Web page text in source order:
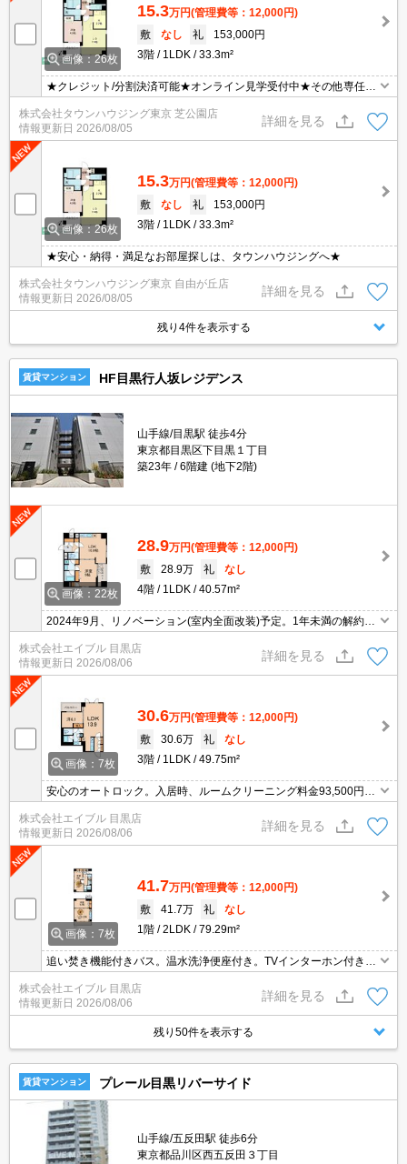
画像：26枚
15.3万円(管理費等：12,000円)
敷
なし 礼
153,000円
3階
1LDK 33.3m²
★クレジット/分割決済可能★オンライン見学受付中★その他専任物
件多数ございます★
株式会社タウンハウジング東京 芝公園店
情報更新日 2026/08/05
詳細を見る
画像：26枚
15.3万円(管理費等：12,000円)
敷
なし 礼
153,000円
3階
1LDK 33.3m²
★安心・納得・満足なお部屋探しは、タウンハウジングへ★
株式会社タウンハウジング東京 自由が丘店
情報更新日 2026/08/05
詳細を見る
残り4件を表示する
賃貸マンション HF目黒行人坂レジデンス
山手線/目黒駅 徒歩4分
東京都目黒区下目黒１丁目
築23年
6階建 (地下2階)
画像：22枚
28.9万円(管理費等：12,000円)
敷
28.9万 礼
なし
4階
1LDK 40.57m²
2024年9月、リノベーション(室内全面改装)予定。1年未満の解約
時、違約金1ヶ月分発生。目黒駅徒歩圏(徒歩4分)。24時間ゴミ出し
可。インターネット無料。SAT119(消火剤)6,930円。
株式会社エイブル 目黒店
情報更新日 2026/08/06
詳細を見る
画像：7枚
30.6万円(管理費等：12,000円)
敷
30.6万 礼
なし
3階
1LDK 49.75m²
安心のオートロック。入居時、ルームクリーニング料金93,500円。
1年未満の解約時、違約金1ヶ月分発生。コンビニが近く(250m)買物
便利。敷金・礼金なし。便利な宅配BOX。投てき消火剤6,930円。
株式会社エイブル 目黒店
情報更新日 2026/08/06
詳細を見る
画像：7枚
41.7万円(管理費等：12,000円)
敷
41.7万 礼
なし
1階
2LDK 79.29m²
追い焚き機能付きバス。温水洗浄便座付き。TVインターホン付き。
屋内駐車場あり。退室時清掃料146,300円。12ヶ月以内の退去の場
合、違約金として家賃の1ヶ月分を徴収。
株式会社エイブル 目黒店
情報更新日 2026/08/06
詳細を見る
残り50件を表示する
賃貸マンション プレール目黒リバーサイド
山手線/五反田駅 徒歩6分
東京都品川区西五反田３丁目